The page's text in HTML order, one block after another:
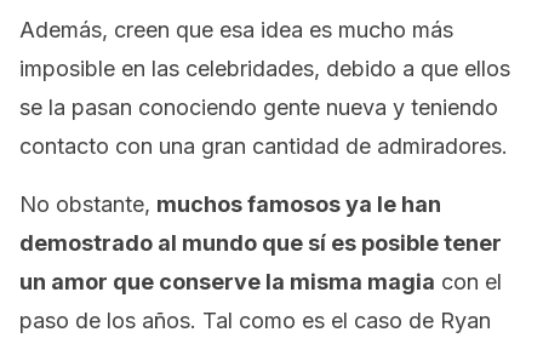
Además, creen que esa idea es mucho más
imposible en las celebridades, debido a que ellos
se la pasan conociendo gente nueva y teniendo
contacto con una gran cantidad de admiradores.
No obstante, muchos famosos ya le han
demostrado al mundo que sí es posible tener
un amor que conserve la misma magia con el
paso de los años. Tal como es el caso de Ryan